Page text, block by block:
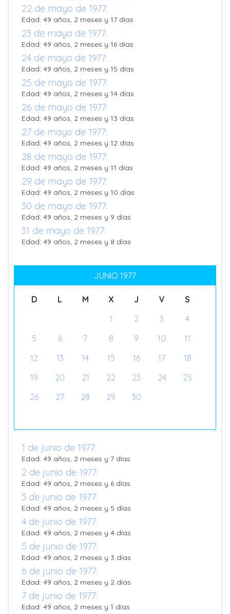
22 de mayo de 1977:
Edad: 49 años, 2 meses y 17 días
23 de mayo de 1977:
Edad: 49 años, 2 meses y 16 días
24 de mayo de 1977:
Edad: 49 años, 2 meses y 15 días
25 de mayo de 1977:
Edad: 49 años, 2 meses y 14 días
26 de mayo de 1977:
Edad: 49 años, 2 meses y 13 días
27 de mayo de 1977:
Edad: 49 años, 2 meses y 12 días
28 de mayo de 1977:
Edad: 49 años, 2 meses y 11 días
29 de mayo de 1977:
Edad: 49 años, 2 meses y 10 días
30 de mayo de 1977:
Edad: 49 años, 2 meses y 9 días
31 de mayo de 1977:
Edad: 49 años, 2 meses y 8 días
JUNIO 1977
D L M X J V
S
1
2 3
4
5
6 7 8 9 10
11
12
13 14 15 16 17
18
19
20 21 22 23 24
25
26
27 28 29 30
1 de junio de 1977:
Edad: 49 años, 2 meses y 7 días
2 de junio de 1977:
Edad: 49 años, 2 meses y 6 días
3 de junio de 1977:
Edad: 49 años, 2 meses y 5 días
4 de junio de 1977:
Edad: 49 años, 2 meses y 4 días
5 de junio de 1977:
Edad: 49 años, 2 meses y 3 días
6 de junio de 1977:
Edad: 49 años, 2 meses y 2 días
7 de junio de 1977:
Edad: 49 años, 2 meses y 1 días